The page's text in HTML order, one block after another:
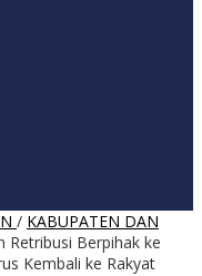
/ KABUPATEN DAN
Retribusi Berpihak ke
Kembali ke Rakyat